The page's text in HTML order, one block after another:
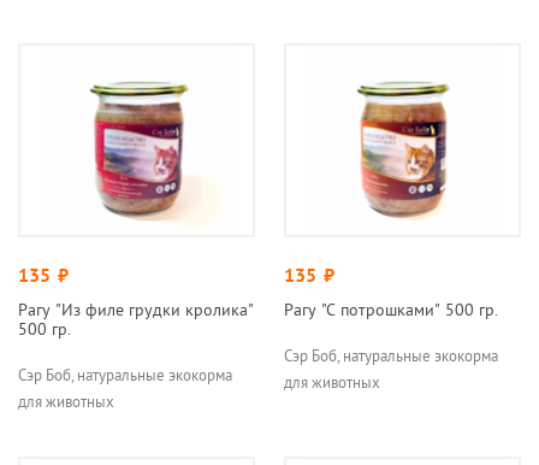
135 руб.
Рагу "Из филе грудки кролика"
500 гр.
Сэр Боб, натуральные экокорма
для животных
135 руб.
Рагу "С потрошками" 500 гр.
Сэр Боб, натуральные экокорма
для животных